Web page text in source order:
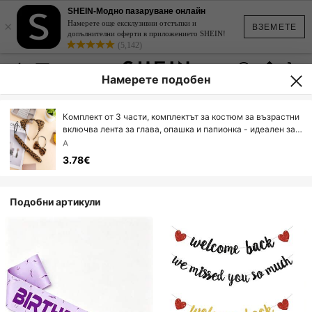
ВЗЕМЕТЕ
×
SHEIN-Модно пазаруване онлайн
Намерете още ексклузивни отстъпки и
допълнителни оферти в приложението SHEIN!
(5,142)
Намерете подобен
Комплект от 3 части, комплектът за костюм за възрастни
включва лента за глава, опашка и папионка - идеален за
употреба на празнични партита, ролеви партита и
тематични събития.
А
3.78€
Подобни артикули